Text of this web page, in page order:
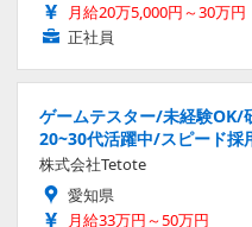
月給20万5,000円～30万円
正社員
ゲームテスター/未経験OK/
20~30代活躍中/スピード採
株式会社Tetote
愛知県
月給33万円～50万円